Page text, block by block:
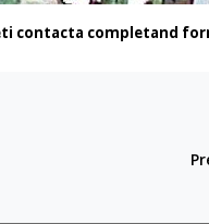
contacta completand